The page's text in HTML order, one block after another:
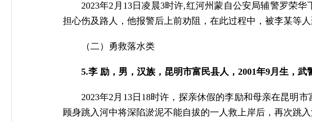
2023年2月13日凌晨3时许,红河州蒙自公安局辅警罗荣
担心伤及路人，他报警后上前劝阻，在此过程中，被李某等
（二）勇救落水类
5.李 励，男，汉族，昆明市富民县人，2001年9月生，武
2023年2月13日18时许，探亲休假的李励和母亲在昆明
顾身跳入河中将深陷淤泥不能自拔的一人救上岸后，再次跳